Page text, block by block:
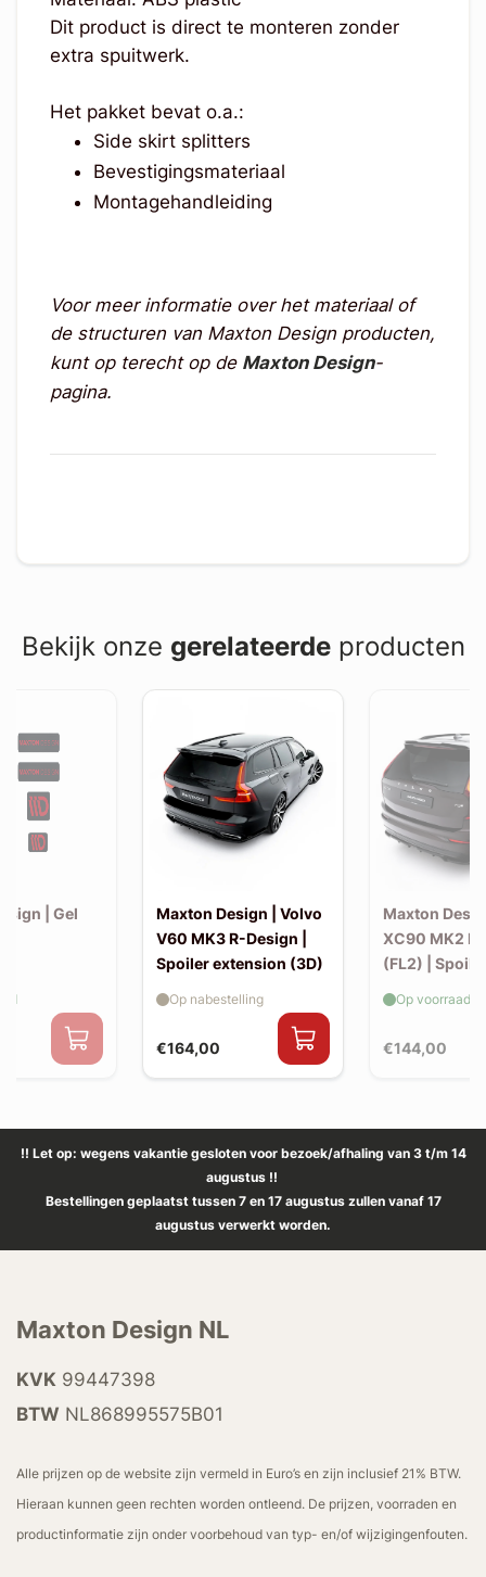
Dit product is direct te monteren zonder
extra spuitwerk.
Het pakket bevat o.a.:
Side skirt splitters
Bevestigingsmateriaal
Montagehandleiding
Voor meer informatie over het materiaal of
de structuren van Maxton Design producten,
kunt op terecht op de Maxton Design-
pagina.
Bekijk onze gerelateerdeproducten
| Gel
Maxton Design | Volvo
V60 MK3 R-Design |
Spoiler extension (3D)
€164,00
Op nabestelling
Maxton
XC90 MK2
(FL2) |
€144,00
Op voorraad
!! Let op: wegens vakantie gesloten voor bezoek/afhaling van 3 t/m 14
augustus !!
Bestellingen geplaatst tussen 7 en 17 augustus zullen vanaf 17
augustus verwerkt worden.
Maxton Design NL
KVK 99447398
BTW NL868995575B01
Alle prijzen op de website zijn vermeld in Euro’s en zijn inclusief 21% BTW.
Hieraan kunnen geen rechten worden ontleend. De prijzen, voorraden en
productinformatie zijn onder voorbehoud van typ- en/of wijzigingenfouten.